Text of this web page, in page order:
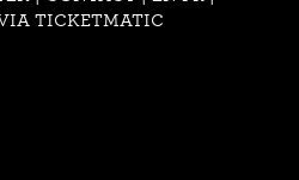
TICKETMATIC